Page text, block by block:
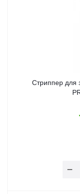
Стриппер для